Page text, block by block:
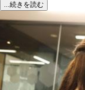
...続きを読む